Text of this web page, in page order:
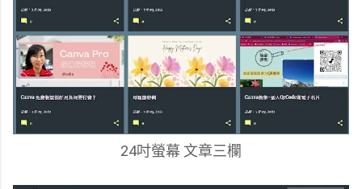
24吋螢幕 文章三欄